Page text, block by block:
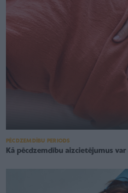
PĒCDZEMDĪBU PERIODS
Kā pēcdzemdību aizcietējumus